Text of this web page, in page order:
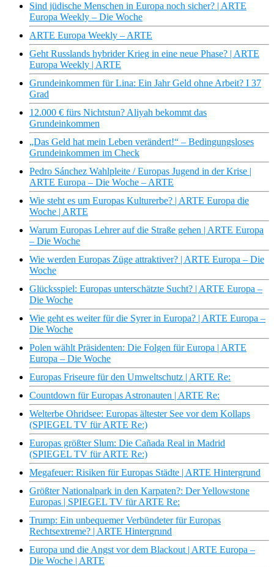
Sind jüdische Menschen in Europa noch sicher? | ARTE
Europa Weekly – Die Woche
ARTE Europa Weekly – ARTE
Geht Russlands hybrider Krieg in eine neue Phase? | ARTE
Europa Weekly | ARTE
Grundeinkommen für Lina: Ein Jahr Geld ohne Arbeit? I 37
Grad
12.000 € fürs Nichtstun? Aliyah bekommt das
Grundeinkommen
„Das Geld hat mein Leben verändert!“ – Bedingungsloses
Grundeinkommen im Check
Pedro Sánchez Wahlpleite / Europas Jugend in der Krise |
ARTE Europa – Die Woche – ARTE
Wie steht es um Europas Kulturerbe? | ARTE Europa die
Woche | ARTE
Warum Europas Lehrer auf die Straße gehen | ARTE Europa
– Die Woche
Wie werden Europas Züge attraktiver? | ARTE Europa – Die
Woche
Glücksspiel: Europas unterschätzte Sucht? | ARTE Europa –
Die Woche
Wie geht es weiter für die Syrer in Europa? | ARTE Europa –
Die Woche
Polen wählt Präsidenten: Die Folgen für Europa | ARTE
Europa – Die Woche
Europas Friseure für den Umweltschutz | ARTE Re:
Countdown für Europas Astronauten | ARTE Re:
Welterbe Ohridsee: Europas ältester See vor dem Kollaps
(SPIEGEL TV für ARTE Re:)
Europas größter Slum: Die Cañada Real in Madrid
(SPIEGEL TV für ARTE Re:)
Megafeuer: Risiken für Europas Städte | ARTE Hintergrund
Größter Nationalpark in den Karpaten?: Der Yellowstone
Europas | SPIEGEL TV für ARTE Re:
Trump: Ein unbequemer Verbündeter für Europas
Rechtsextreme? | ARTE Hintergrund
Europa und die Angst vor dem Blackout | ARTE Europa –
Die Woche | ARTE